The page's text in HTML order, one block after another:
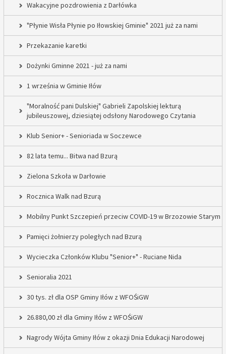
Wakacyjne pozdrowienia z Darłówka
"Płynie Wisła Płynie po Iłowskiej Gminie" 2021 już za nami
Przekazanie karetki
Dożynki Gminne 2021 - już za nami
1 września w Gminie Iłów
"Moralność pani Dulskiej" Gabrieli Zapolskiej lekturą
jubileuszowej, dziesiątej odsłony Narodowego Czytania
Klub Senior+ - Senioriada w Soczewce
82 lata temu... Bitwa nad Bzurą
Zielona Szkoła w Darłowie
Rocznica Walk nad Bzurą
Mobilny Punkt Szczepień przeciw COVID-19 w Brzozowie Starym
Pamięci żołnierzy poległych nad Bzurą
Wycieczka Członków Klubu "Senior+" - Ruciane Nida
Senioralia 2021
30 tys. zł dla OSP Gminy Iłów z WFOŚiGW
26.880,00 zł dla Gminy Iłów z WFOŚiGW
Nagrody Wójta Gminy Iłów z okazji Dnia Edukacji Narodowej